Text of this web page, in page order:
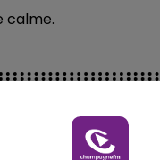
POP MACHINE -
calme.